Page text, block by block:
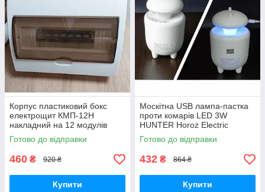
Корпус пластиковий бокс
електрощит КМП-12Н
накладний на 12 модулів
Готово до відправки
460 ₴ 920 ₴
Купити
Москітна USB лампа-пастка
проти комарів LED 3W
HUNTER Horoz Electric
Готово до відправки
432 ₴ 864 ₴
Купити